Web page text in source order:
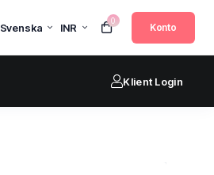
Svenska INR
0
Konto
Klient Login